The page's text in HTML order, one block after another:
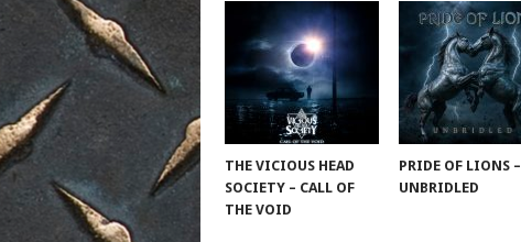
THE VICIOUS HEAD
SOCIETY – CALL OF
THE VOID
PRIDE OF LIONS –
UNBRIDLED